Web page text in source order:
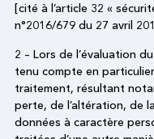
[cité à l’article 32 «
n°2016/679 du 27 avril
2 – Lors de l’évaluation
tenu compte en
traitement, résultant
perte, de l’altération, de
données à caractère